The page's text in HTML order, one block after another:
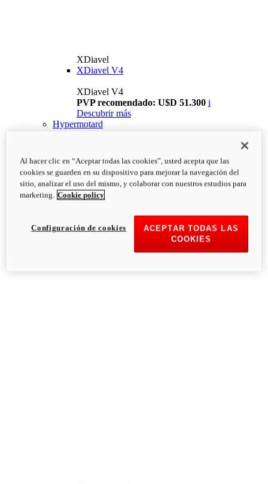
XDiavel
XDiavel V4
XDiavel V4
PVP recomendado: U$D 51.300 i
Descubrir más
Hypermotard
Al hacer clic en “Aceptar todas las cookies”, usted acepta que las
cookies se guarden en su dispositivo para mejorar la navegación del
sitio, analizar el uso del mismo, y colaborar con nuestros estudios para
marketing. Cookie policy
ACEPTAR TODAS LAS
COOKIES
Configuración de cookies